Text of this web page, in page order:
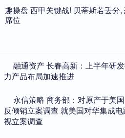
趣操盘 西甲关键战! 贝蒂斯若丢分,
席位
融通资产 长春高新：上半年研
力产品布局加速推进
永信策略 商务部：对原产于美
反倾销立案调查 就美国对华集成
视立案调查